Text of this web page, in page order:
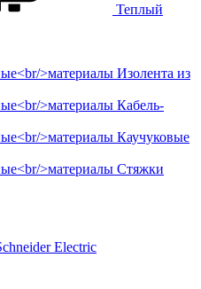
Теплый
Изолента из
Кабель-
Каучуковые
Стяжки
Electric